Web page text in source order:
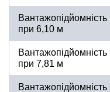
Вантажопідйомність
при 6,10 м
Вантажопідйомність
при 7,81 м
Вантажопідйомність